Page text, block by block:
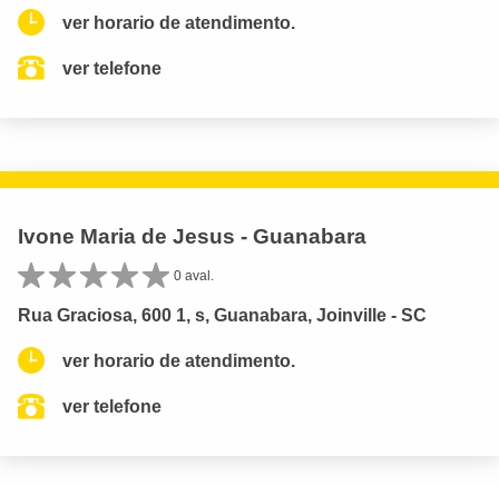
ver horario de atendimento.
ver telefone
Ivone Maria de Jesus - Guanabara
0 aval.
Rua Graciosa, 600 1, s, Guanabara, Joinville - SC
ver horario de atendimento.
ver telefone